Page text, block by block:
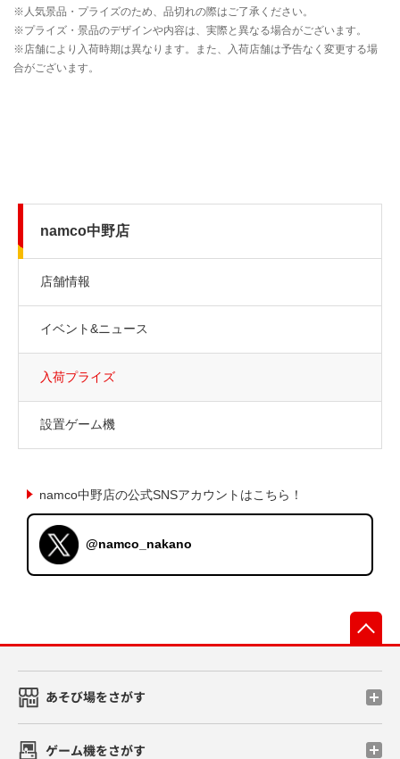
namco中野店
店舗情報
イベント&ニュース
入荷プライズ
設置ゲーム機
namco中野店の公式SNSアカウントはこちら！
@namco_nakano
あそび場をさがす
ゲーム機をさがす